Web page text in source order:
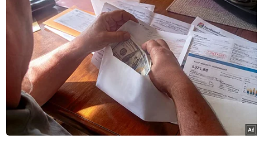
đồng, Cao Bằng 30 tỷ đồng, Lạng Sơn 30 tỷ đồng
và Bắc Ninh 30 tỷ đồng như đề nghị của Bộ Tài
chính tại văn bản số 15559/BTC-NSNN ngày
8/10/2025.
Thủ tướng Chính phủ yêu cầu Ủy ban Nhân dân
các tỉnh: Thái Nguyên, Cao Bằng, Lạng Sơn và
Bắc Ninh chịu trách nhiệm quản lý, sử dụng số
kinh phí bổ sung nêu trên, bảo đảm đúng quy